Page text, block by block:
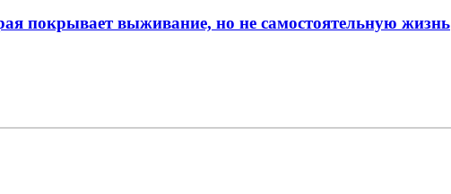
покрывает выживание, но не самостоятельную жизнь